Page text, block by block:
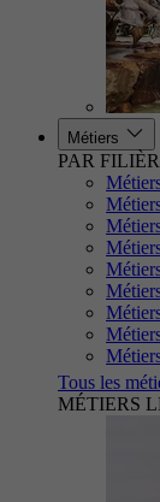
Métiers
PAR
Tous les
MÉTIERS